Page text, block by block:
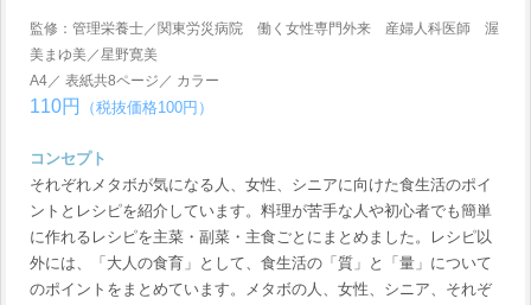
監修：管理栄養士／関東労災病院 働く女性専門外来 産婦人科医師 渥
美まゆ美／星野寛美
A4／ 表紙共8ページ／ カラー
110円 （税抜価格100円）
コンセプト
それぞれメタボが気になる人、女性、シニアに向けた食生活のポイ
ントとレシピを紹介しています。料理が苦手な人や初心者でも簡単
に作れるレシピを主菜・副菜・主食ごとにまとめました。レシピ以
外には、「大人の食育」として、食生活の「質」と「量」について
のポイントをまとめています。メタボの人、女性、シニア、それぞ